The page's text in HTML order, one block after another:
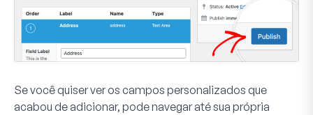
Se você quiser ver os campos personalizados que
acabou de adicionar, pode navegar até sua própria